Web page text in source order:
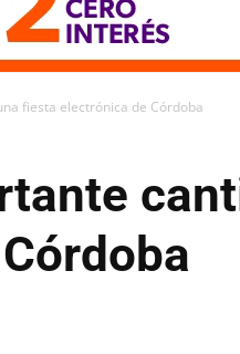
fiesta electrónica de Córdoba